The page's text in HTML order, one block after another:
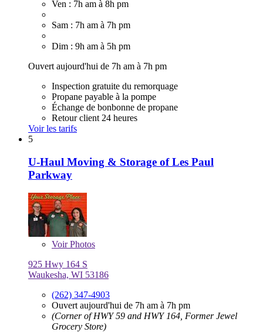
Ven : 7h am à 8h pm
Sam : 7h am à 7h pm
Dim : 9h am à 5h pm
Ouvert aujourd'hui de 7h am à 7h pm
Inspection gratuite du remorquage
Propane payable à la pompe
Échange de bonbonne de propane
Retour client 24 heures
Voir les tarifs
5
U-Haul Moving & Storage of Les Paul
Parkway
VoirPhotos
925 Hwy 164 S
Waukesha, WI 53186
(262) 347-4903
Ouvert aujourd'hui de 7h am à 7h pm
(Corner of HWY 59 and HWY 164, Former Jewel
Grocery Store)